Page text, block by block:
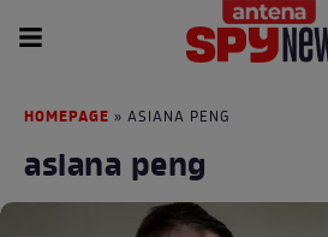
HOMEPAGE » ASIANA PENG
asiana peng